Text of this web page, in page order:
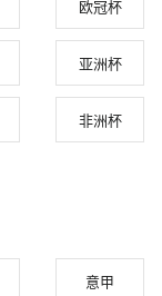
欧冠杯
亚洲杯
非洲杯
意甲